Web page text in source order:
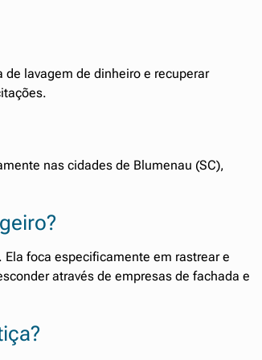
de lavagem de dinheiro e recuperar
nas cidades de Blumenau (SC),
foca especificamente em rastrear e
através de empresas de fachada e